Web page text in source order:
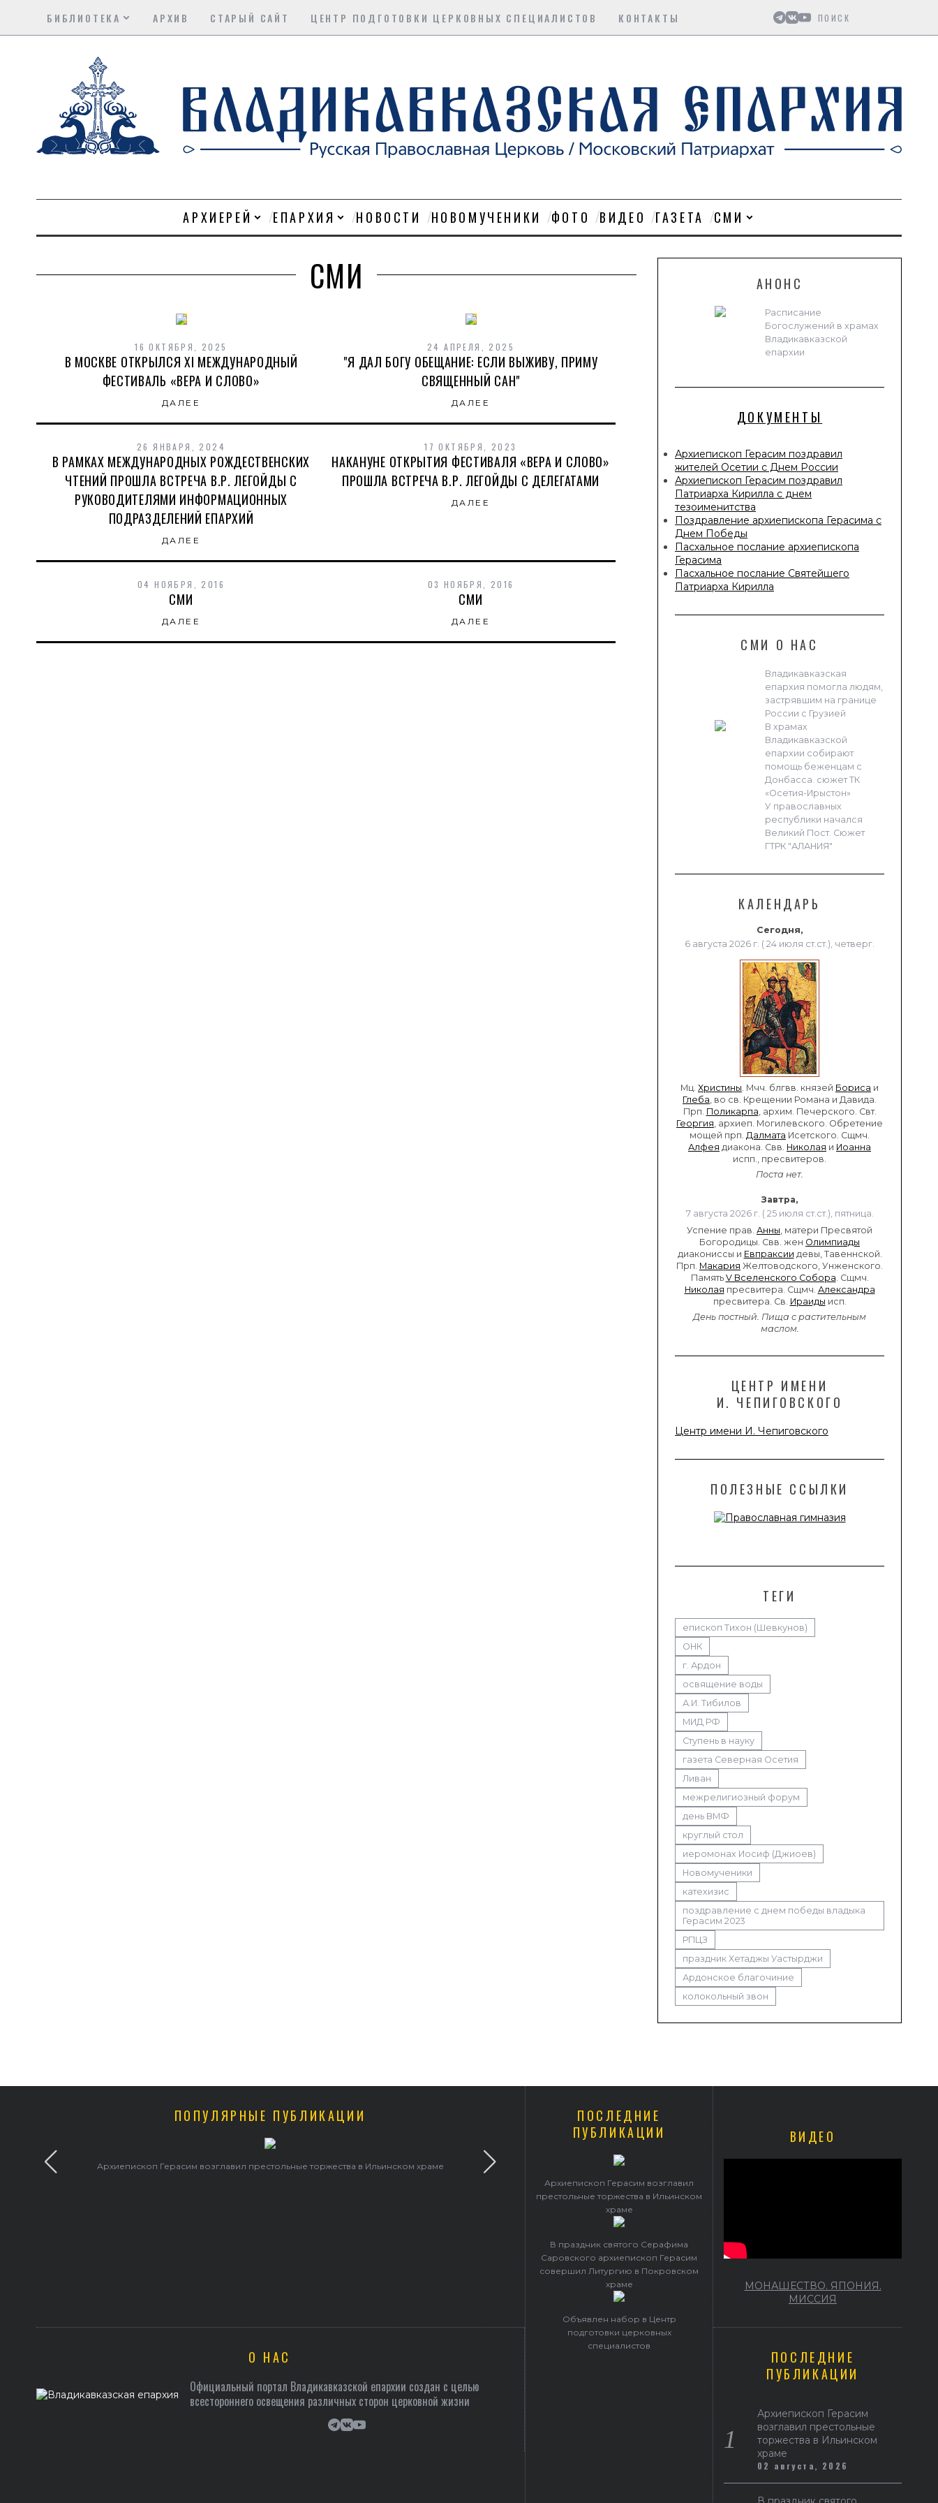
БИБЛИОТЕКА АРХИВ СТАРЫЙ САЙТ ЦЕНТР ПОДГОТОВКИ ЦЕРКОВНЫХ СПЕЦИАЛИСТОВ КОНТАКТЫ
АРХИЕРЕЙ ЕПАРХИЯ НОВОСТИ НОВОМУЧЕНИКИ ФОТО ВИДЕО ГАЗЕТА СМИ
АНОНС
Расписание
Богослужений в храмах
Владикавказской
епархии
ДОКУМЕНТЫ
Архиепископ Герасим поздравил
жителей Осетии с Днем России
Архиепископ Герасим поздравил
Патриарха Кирилла с днем
тезоименитства
Поздравление архиепископа Герасима с
Днем Победы
Пасхальное послание архиепископа
Герасима
Пасхальное послание Святейшего
Патриарха Кирилла
СМИ О НАС
Владикавказская
епархия помогла людям,
застрявшим на границе
России с Грузией
В храмах
Владикавказской
епархии собирают
помощь беженцам с
Донбасса. сюжет ТК
«Осетия-Ирыстон»
У православных
республики начался
Великий Пост. Сюжет
ГТРК "АЛАНИЯ"
КАЛЕНДАРЬ
Сегодня,
6 августа 2026 г. ( 24 июля ст.ст.), четверг.
Мц. Христины . Мчч. блгвв. князей Бориса и
Глеба , во св. Крещении Романа и Давида.
Прп. Поликарпа , архим. Печерского. Свт.
Георгия , архиеп. Могилевского. Обретение
мощей прп. Далмата Исетского. Сщмч.
Алфея диакона. Свв. Николая и Иоанна
испп., пресвитеров.
Поста нет.
Завтра,
7 августа 2026 г. ( 25 июля ст.ст.), пятница.
Успение прав. Анны , матери Пресвятой
Богородицы. Свв. жен Олимпиады
диакониссы и Евпраксии девы, Тавеннской.
Прп. Макария Желтоводского, Унженского.
Память V Вселенского Собора . Сщмч.
Николая пресвитера. Сщмч. Александра
пресвитера. Св. Ираиды исп.
День постный. Пища с растительным
маслом.
ЦЕНТР ИМЕНИ
И. ЧЕПИГОВСКОГО
Центр имени И. Чепиговского
ПОЛЕЗНЫЕ ССЫЛКИ
ТЕГИ
епископ Тихон (Шевкунов)
ОНК
г. Ардон
освящение воды
А.И. Тибилов
МИД РФ
Ступень в науку
газета Северная Осетия
Ливан
межрелигиозный форум
день ВМФ
круглый стол
иеромонах Иосиф (Джиоев)
Новомученики
катехизис
поздравление с днем победы владыка
Герасим 2023
РПЦЗ
праздник Хетаджы Уастырджи
Ардонское благочиние
колокольный звон
СМИ
16 ОКТЯБРЯ, 2025
В МОСКВЕ ОТКРЫЛСЯ XI МЕЖДУНАРОДНЫЙ
ФЕСТИВАЛЬ «ВЕРА И СЛОВО»
ДАЛЕЕ
24 АПРЕЛЯ, 2025
"Я ДАЛ БОГУ ОБЕЩАНИЕ: ЕСЛИ ВЫЖИВУ, ПРИМУ
СВЯЩЕННЫЙ САН"
ДАЛЕЕ
26 ЯНВАРЯ, 2024
В РАМКАХ МЕЖДУНАРОДНЫХ РОЖДЕСТВЕНСКИХ
ЧТЕНИЙ ПРОШЛА ВСТРЕЧА В.Р. ЛЕГОЙДЫ С
РУКОВОДИТЕЛЯМИ ИНФОРМАЦИОННЫХ
ПОДРАЗДЕЛЕНИЙ ЕПАРХИЙ
ДАЛЕЕ
17 ОКТЯБРЯ, 2023
НАКАНУНЕ ОТКРЫТИЯ ФЕСТИВАЛЯ «ВЕРА И СЛОВО»
ПРОШЛА ВСТРЕЧА В.Р. ЛЕГОЙДЫ С ДЕЛЕГАТАМИ
ДАЛЕЕ
04 НОЯБРЯ, 2016
СМИ
ДАЛЕЕ
03 НОЯБРЯ, 2016
СМИ
ДАЛЕЕ
ПОПУЛЯРНЫЕ ПУБЛИКАЦИИ
Архиепископ Герасим возглавил престольные торжества в Ильинском храме
В праздник святого Серафима Саровского архиепископ Герасим совершил Литургию в
О НАС
Официальный портал Владикавказской епархии создан c целью
всестороннего освещения различных сторон церковной жизни
ПОСЛЕДНИЕ
ПУБЛИКАЦИИ
Архиепископ Герасим возглавил
престольные торжества в Ильинском
храме
В праздник святого Серафима
Саровского архиепископ Герасим
совершил Литургию в Покровском
храме
Объявлен набор в Центр
подготовки церковных
специалистов
ВИДЕО
МОНАШЕСТВО. ЯПОНИЯ.
МИССИЯ
ПОСЛЕДНИЕ
ПУБЛИКАЦИИ
Архиепископ Герасим
возглавил престольные
торжества в Ильинском
храме
02 августа, 2026